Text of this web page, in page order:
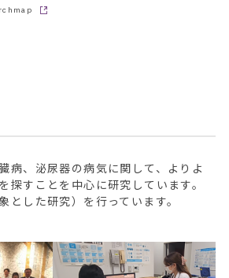
病、泌尿器の病気に関して、よりよ
探すことを中心に研究しています。
とした研究）を行っています。